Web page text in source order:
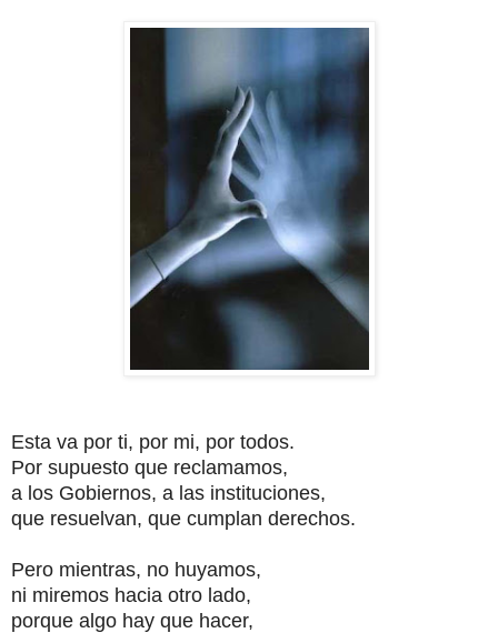
Esta va por ti, por mi, por todos.
Por supuesto que reclamamos,
a los Gobiernos, a las instituciones,
que resuelvan, que cumplan derechos.
Pero mientras, no huyamos,
ni miremos hacia otro lado,
porque algo hay que hacer,